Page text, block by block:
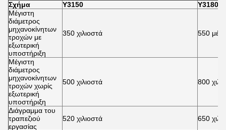
Σχήμα Y3150
Υ3180
Μέγιστη
διάμετρος
μηχανοκίνητων
τροχών με
εξωτερική
υποστήριξη
350 χιλιοστά 550
Μέγιστη
διάμετρος
μηχανοκίνητων
τροχών χωρίς
εξωτερική
υποστήριξη
500 χιλιοστά 800
Διάγραμμα του
τραπεζιού
εργασίας
520 χιλιοστά 650